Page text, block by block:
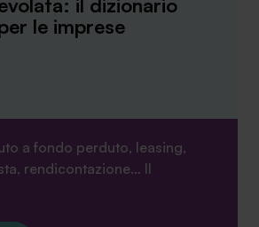
il dizionario
le imprese
a fondo perduto, leasing,
rendicontazione… Il